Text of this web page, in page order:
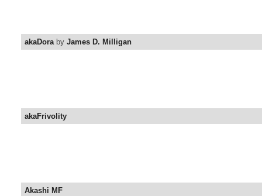
akaDoraby James D. Milligan
akaFrivolity
Akashi MF